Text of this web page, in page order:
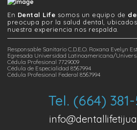
En Dental Life somos un equipo de
preocupa por la salud dental,
nuestra experiencia nos respalda.
Responsable Sanitario C.D.E.O. Roxana Evelyn
Egresada Universidad Latinoamericana/
Cédula Profesional 7729009
Cédula de Especialidad 8567994
Cédula Profesional Federal 8567994
Tel. (664)